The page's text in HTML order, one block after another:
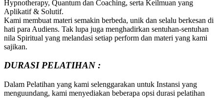
Hypnotherapy, Quantum dan Coaching, serta Keilmuan yang
Aplikatif & Solutif.
Kami membuat materi semakin berbeda, unik dan selalu berkesan di
hati para Audiens. Tak lupa juga menghadirkan sentuhan-sentuhan
nila Spiritual yang melandasi setiap perform dan materi yang kami
sajikan.
DURASI PELATIHAN :
Dalam Pelatihan yang kami selenggarakan untuk Instansi yang
menguundang, kami menyediakan beberapa opsi durasi pelatihan